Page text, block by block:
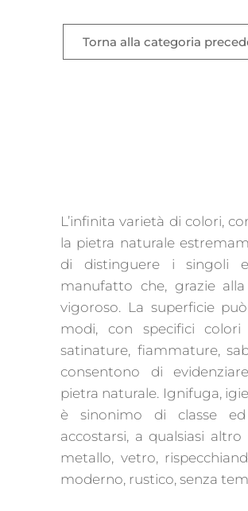
Torna alla categoria
L’infinita varietà di colori,
la pietra naturale
di distinguere i singoli
manufatto che, grazie
vigoroso. La superficie
modi, con specifici
satinature, fiammature,
consentono di
pietra naturale. Ignifuga,
è sinonimo di classe
accostarsi, a qualsiasi
metallo, vetro,
moderno, rustico, senza